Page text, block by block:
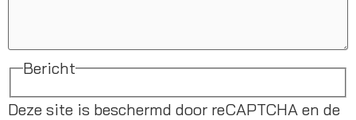
Bericht
Deze site is beschermd door reCAPTCHA en de